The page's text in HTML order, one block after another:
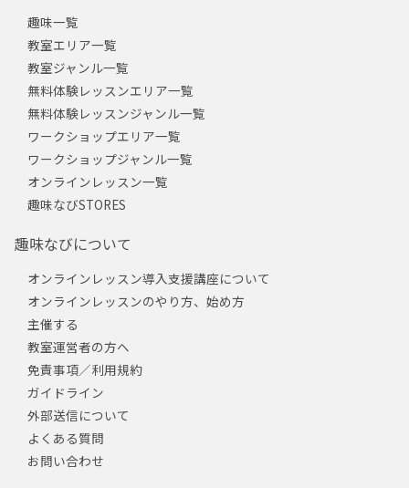
趣味一覧
教室エリア一覧
教室ジャンル一覧
無料体験レッスンエリア一覧
無料体験レッスンジャンル一覧
ワークショップエリア一覧
ワークショップジャンル一覧
オンラインレッスン一覧
趣味なびSTORES
趣味なびについて
オンラインレッスン導入支援講座について
オンラインレッスンのやり方、始め方
主催する
教室運営者の方へ
免責事項／利用規約
ガイドライン
外部送信について
よくある質問
お問い合わせ